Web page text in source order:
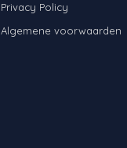
Privacy Policy
Algemene voorwaarden